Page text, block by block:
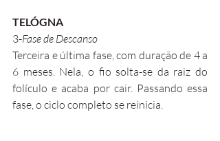
TELÓGNA
3-Fase de Descanso
Terceira e última fase, com duração de 4 a
6 meses. Nela, o fio solta-se da raiz do
folículo e acaba por cair. Passando essa
fase, o ciclo completo se reinicia.